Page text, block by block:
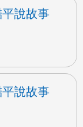
說故事
說故事